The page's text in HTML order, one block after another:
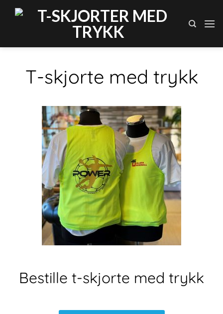
T-skjorte med trykk
Bestille t-skjorte med trykk